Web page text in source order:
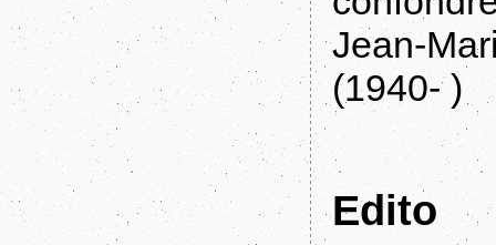
Jean-
(1940- )
Edito